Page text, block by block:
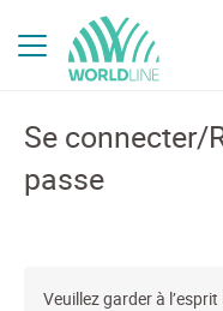
Se connecter/
passe
Veuillez garder à